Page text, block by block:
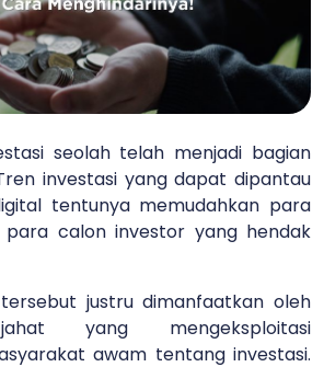
seolah telah menjadi bagian
investasi yang dapat dipantau
tentunya memudahkan para
calon investor yang hendak
justru dimanfaatkan oleh
yang mengeksploitasi
awam tentang investasi.